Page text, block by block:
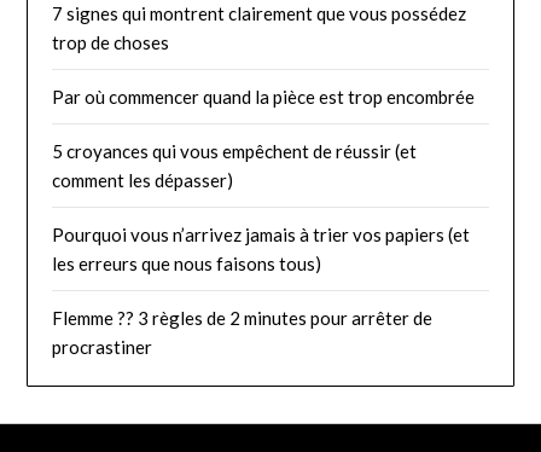
7 signes qui montrent clairement que vous possédez
trop de choses
Par où commencer quand la pièce est trop encombrée
5 croyances qui vous empêchent de réussir (et
comment les dépasser)
Pourquoi vous n’arrivez jamais à trier vos papiers (et
les erreurs que nous faisons tous)
Flemme ?? 3 règles de 2 minutes pour arrêter de
procrastiner